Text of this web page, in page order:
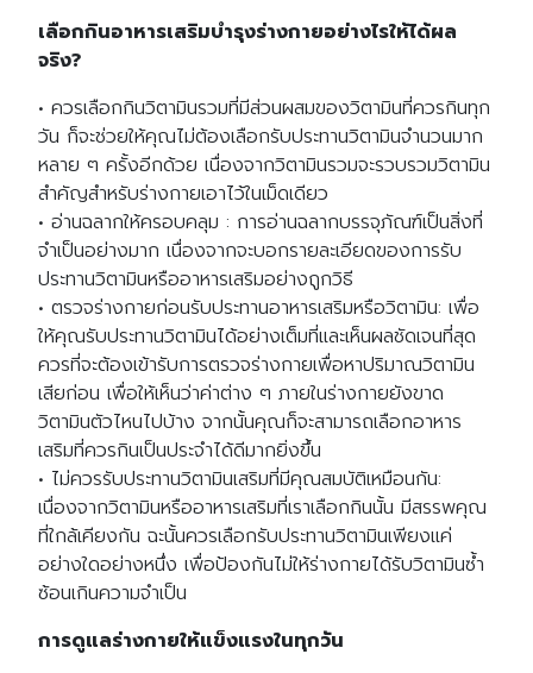
เลือกกินอาหารเสริมบํารุงร่างกายอย่างไรให้ได้ผล
จริง?
• ควรเลือกกินวิตามินรวมที่มีส่วนผสมของวิตามินที่ควรกินทุก
วัน ก็จะช่วยให้คุณไม่ต้องเลือกรับประทานวิตามินจำนวนมาก
หลาย ๆ ครั้งอีกด้วย เนื่องจากวิตามินรวมจะรวบรวมวิตามิน
สำคัญสำหรับร่างกายเอาไว้ในเม็ดเดียว
• อ่านฉลากให้ครอบคลุม : การอ่านฉลากบรรจุภัณฑ์เป็นสิ่งที่
จำเป็นอย่างมาก เนื่องจากจะบอกรายละเอียดของการรับ
ประทานวิตามินหรืออาหารเสริมอย่างถูกวิธี
• ตรวจร่างกายก่อนรับประทานอาหารเสริมหรือวิตามิน: เพื่อ
ให้คุณรับประทานวิตามินได้อย่างเต็มที่และเห็นผลชัดเจนที่สุด
ควรที่จะต้องเข้ารับการตรวจร่างกายเพื่อหาปริมาณวิตามิน
เสียก่อน เพื่อให้เห็นว่าค่าต่าง ๆ ภายในร่างกายยังขาด
วิตามินตัวไหนไปบ้าง จากนั้นคุณก็จะสามารถเลือกอาหาร
เสริมที่ควรกินเป็นประจำได้ดีมากยิ่งขึ้น
• ไม่ควรรับประทานวิตามินเสริมที่มีคุณสมบัติเหมือนกัน:
เนื่องจากวิตามินหรืออาหารเสริมที่เราเลือกกินนั้น มีสรรพคุณ
ที่ใกล้เคียงกัน ฉะนั้นควรเลือกรับประทานวิตามินเพียงแค่
อย่างใดอย่างหนึ่ง เพื่อป้องกันไม่ให้ร่างกายได้รับวิตามินซ้ำ
ซ้อนเกินความจำเป็น
การดูแลร่างกายให้แข็งแรงในทุกวัน